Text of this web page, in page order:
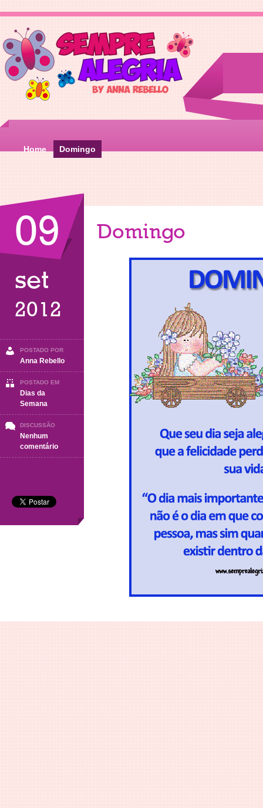
Home Domingo
09
set
2012
POSTADO POR
Anna Rebello
POSTADO EM
Dias da
Semana
DISCUSSÃO
Nenhum
comentárioem
Domingo
Domingo